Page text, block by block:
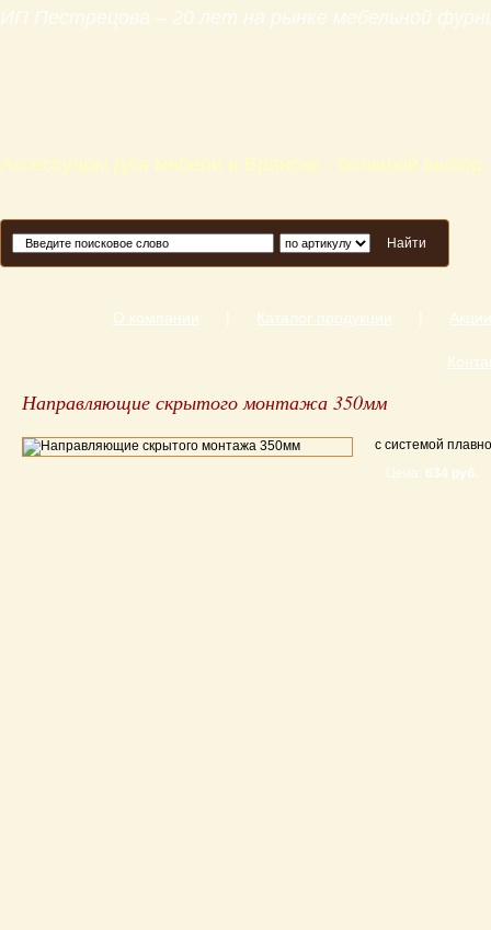
ИП Пестрецова – 20 лет на рынке мебельной
Аксессуары для мебели в Брянске - большой
Найти
О компании Каталог продукции
Направляющие скрытого монтажа 350мм
с системой
Цена: 634 руб.